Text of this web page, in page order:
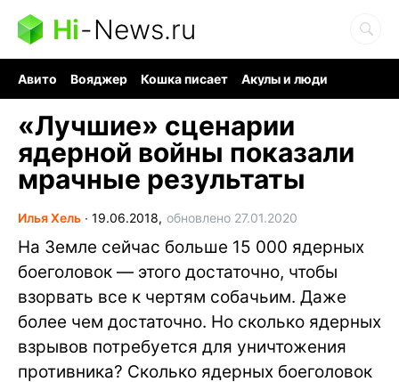
Hi-News.ru
Авито Вояджер Кошка писает
Акулы и люди
«Лучшие» сценарии
ядерной войны показали
мрачные результаты
Илья Хель ∙ 19.06.2018, обновлено 27.01.2020
На Земле сейчас больше 15 000 ядерных
боеголовок — этого достаточно, чтобы
взорвать все к чертям собачьим. Даже
более чем достаточно. Но сколько ядерных
взрывов потребуется для уничтожения
противника? Сколько ядерных боеголовок